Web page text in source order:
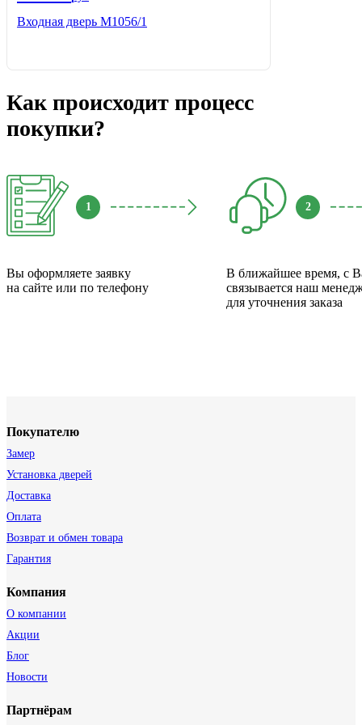
Входная дверь М1056/1
Как происходит процесс
покупки?
1
Вы оформляете заявку
на сайте или по телефону
2
В ближайшее время, с
связывается наш
для уточнения заказа
Покупателю
Замер
Установка дверей
Доставка
Оплата
Возврат и обмен товара
Гарантия
Компания
О компании
Акции
Блог
Новости
Партнёрам